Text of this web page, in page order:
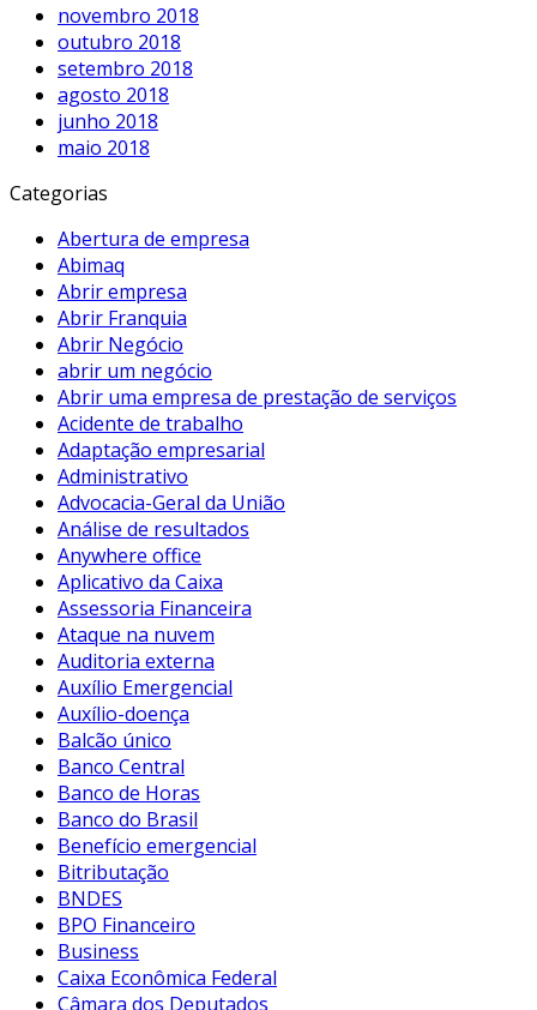
novembro 2018
outubro 2018
setembro 2018
agosto 2018
junho 2018
maio 2018
Categorias
Abertura de empresa
Abimaq
Abrir empresa
Abrir Franquia
Abrir Negócio
abrir um negócio
Abrir uma empresa de prestação de serviços
Acidente de trabalho
Adaptação empresarial
Administrativo
Advocacia-Geral da União
Análise de resultados
Anywhere office
Aplicativo da Caixa
Assessoria Financeira
Ataque na nuvem
Auditoria externa
Auxílio Emergencial
Auxílio-doença
Balcão único
Banco Central
Banco de Horas
Banco do Brasil
Benefício emergencial
Bitributação
BNDES
BPO Financeiro
Business
Caixa Econômica Federal
Câmara dos Deputados